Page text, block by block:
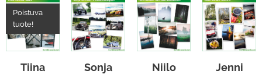
Tiina
Poistuva
tuote!
Sonja
Niilo
Jenni